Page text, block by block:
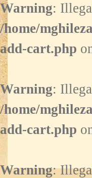
Warning:
/home/
add-cart.php
Warning:
/home/
add-cart.php
Warning: